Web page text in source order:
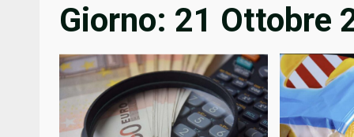
Giorno: 21 Ottobre